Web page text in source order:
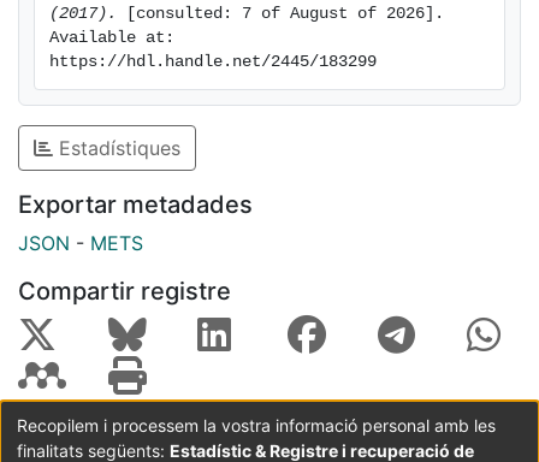
(2017).
[consulted: 7 of August of 2026].
Available at:
https://hdl.handle.net/2445/183299
Estadístiques
Exportar metadades
JSON - METS
Compartir registre
Coordinació:CRAI UB Avís legal Metadades
Recopilem i processem la vostra informació personal amb les
finalitats següents: Estadístic & Registre i recuperació de